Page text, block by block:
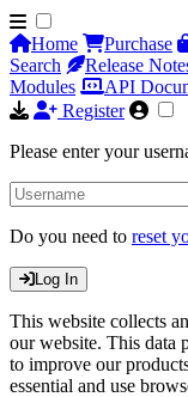
Home Purchase
Search
Release
Modules
API
Register
Please enter your
Do you need to reset
Log In
This website collects
our website. This data
to improve our
essential and use